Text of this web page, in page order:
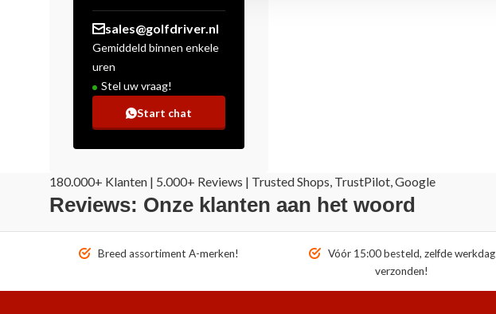
sales@golfdriver.nl
Gemiddeld binnen enkele
uren
Stel uw vraag!
Start chat
180.000+ Klanten | 5.000+ Reviews | Trusted Shops, TrustPilot, Google
Reviews: Onze klanten aan het woord
Breed assortiment A-merken!
Vóór 15:00 besteld, zelfde werkdag
verzonden!